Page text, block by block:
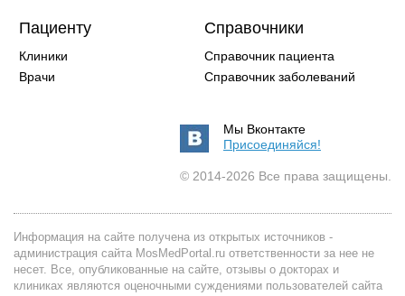
Пациенту
Клиники
Врачи
Справочники
Справочник пациента
Справочник заболеваний
Мы Вконтакте
Присоединяйся!
© 2014-2026 Все права защищены.
Информация на сайте получена из открытых источников -
администрация сайта MosMedPortal.ru ответственности за нее не
несет. Все, опубликованные на сайте, отзывы о докторах и
клиниках являются оценочными суждениями пользователей сайта